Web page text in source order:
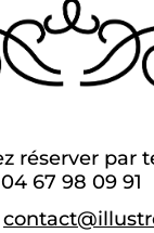
réserver par
04 67 98 09 91